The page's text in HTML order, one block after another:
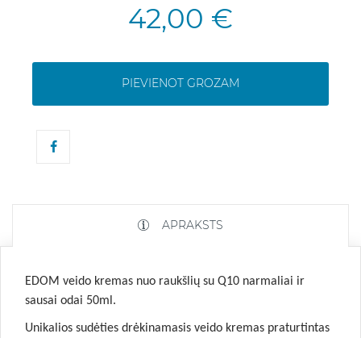
42,00 €
PIEVIENOT GROZAM
APRAKSTS
EDOM veido kremas nuo raukšlių su Q10 narmaliai ir
sausai odai 50ml.
Unikalios sudėties drėkinamasis veido kremas praturtintas